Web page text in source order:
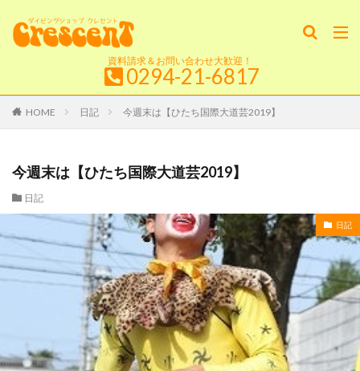
資料請求＆お問い合わせ大歓迎！
0294-21-6817
HOME 日記 今週末は【ひたち国際大道芸2019】
今週末は【ひたち国際大道芸2019】
日記
日記